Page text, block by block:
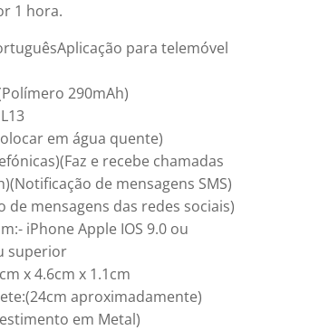
1 hora.
para telemóvel
290mAh)
em água quente)
e recebe chamadas
de mensagens SMS)
mensagens das redes sociais)
iPhone Apple IOS 9.0 ou
superior
x 4.6cm x 1.1cm
aproximadamente)
em Metal)